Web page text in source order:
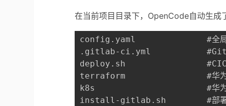
在当前项目目录下，OpenCode自动生成
config.yaml              #全局
.gitlab-ci.yml           #GitLab
deploy.sh                #CICD自
terraform                #华为云
k8s                      #华为云